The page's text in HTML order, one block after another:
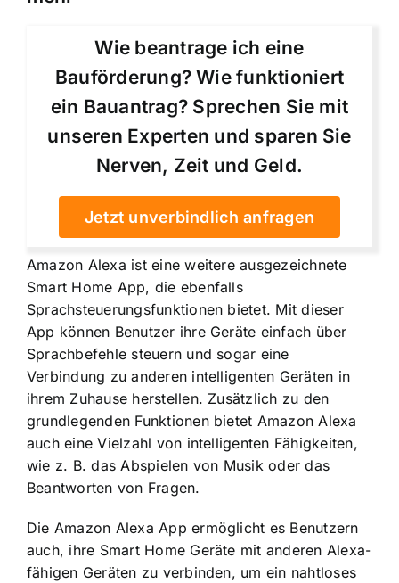
Wie beantrage ich eine
Bauförderung? Wie funktioniert
ein Bauantrag? Sprechen Sie mit
unseren Experten und sparen Sie
Nerven, Zeit und Geld.
Jetzt unverbindlich anfragen
Amazon Alexa ist eine weitere ausgezeichnete
Smart Home App, die ebenfalls
Sprachsteuerungsfunktionen bietet. Mit dieser
App können Benutzer ihre Geräte einfach über
Sprachbefehle steuern und sogar eine
Verbindung zu anderen intelligenten Geräten in
ihrem Zuhause herstellen. Zusätzlich zu den
grundlegenden Funktionen bietet Amazon Alexa
auch eine Vielzahl von intelligenten Fähigkeiten,
wie z. B. das Abspielen von Musik oder das
Beantworten von Fragen.
Die Amazon Alexa App ermöglicht es Benutzern
auch, ihre Smart Home Geräte mit anderen Alexa-
fähigen Geräten zu verbinden, um ein nahtloses